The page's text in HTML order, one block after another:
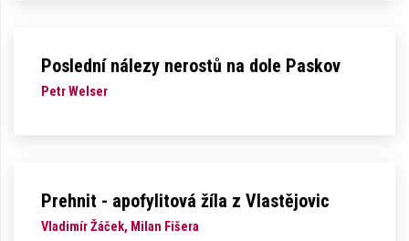
Poslední nálezy nerostů na dole Paskov
Petr Welser
Prehnit - apofylitová žíla z Vlastějovic
Vladimír Žáček, Milan Fišera